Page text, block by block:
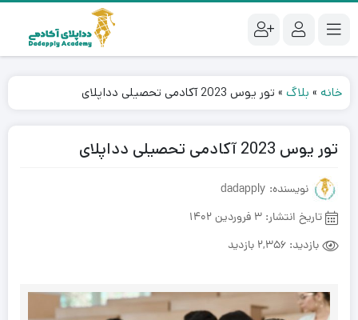
خانه » بلاگ » تور یوس 2023 آکادمی تحصیلی دداپلای
تور یوس 2023 آکادمی تحصیلی دداپلای
نویسنده: dadapply
تاریخ انتشار: 3 فروردین 1402
بازدید: 2,356 بازدید